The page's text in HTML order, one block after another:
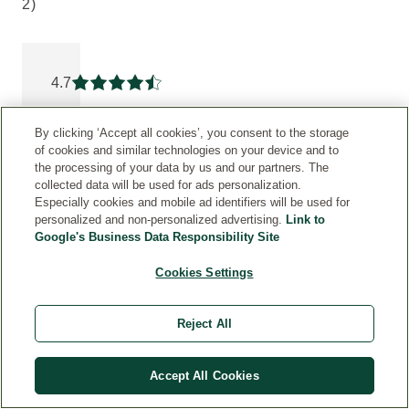
2)
4.7
Aktuelle Bewertung: 4.6829267 von 5
5 61
4 16
3 5
INFORMATIONEN
ZUR
VON
By clicking ‘Accept all cookies’, you consent to the storage
of cookies and similar technologies on your device and to
the processing of your data by us and our partners. The
collected data will be used for ads personalization.
Especially cookies and mobile ad identifiers will be used for
personalized and non-personalized advertising. Link to
Google's Business Data Responsibility Site
Cookies Settings
Reject All
Accept All Cookies